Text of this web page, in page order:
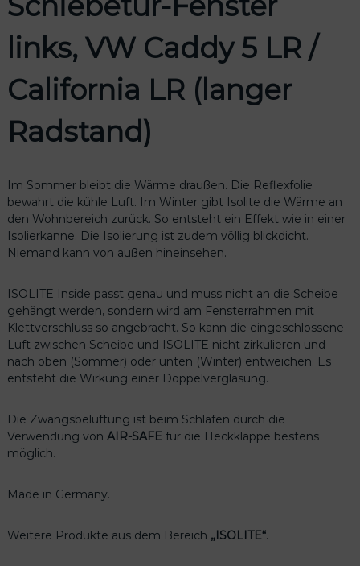
links, VW Caddy 5 LR /
California LR (langer
Radstand)
Im Sommer bleibt die Wärme draußen. Die Reflexfolie
bewahrt die kühle Luft. Im Winter gibt Isolite die Wärme an
den Wohnbereich zurück. So entsteht ein Effekt wie in einer
Isolierkanne. Die Isolierung ist zudem völlig blickdicht.
Niemand kann von außen hineinsehen.
ISOLITE Inside passt genau und muss nicht an die Scheibe
gehängt werden, sondern wird am Fensterrahmen mit
Klettverschluss so angebracht. So kann die eingeschlossene
Luft zwischen Scheibe und ISOLITE nicht zirkulieren und
nach oben (Sommer) oder unten (Winter) entweichen. Es
entsteht die Wirkung einer Doppelverglasung.
Die Zwangsbelüftung ist beim Schlafen durch die
Verwendung von AIR-SAFEfür die Heckklappe bestens
möglich.
Made in Germany.
Weitere Produkte aus dem Bereich „ISOLITE“.